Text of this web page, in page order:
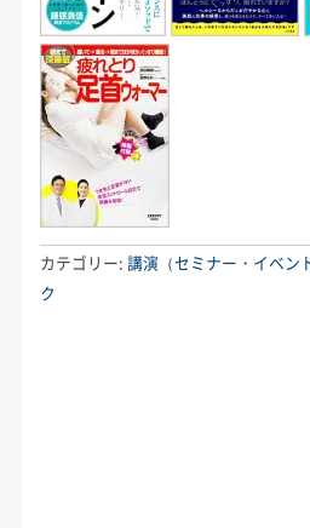
カテゴリー: 講演（セミナー・イベン
ク